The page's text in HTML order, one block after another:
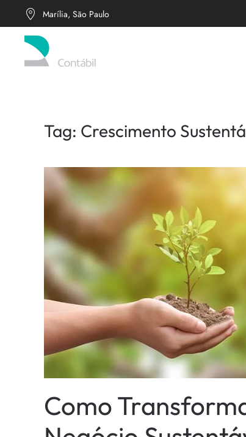
Skip to main content
Marília, São Paulo
Tag: Crescimento
Como